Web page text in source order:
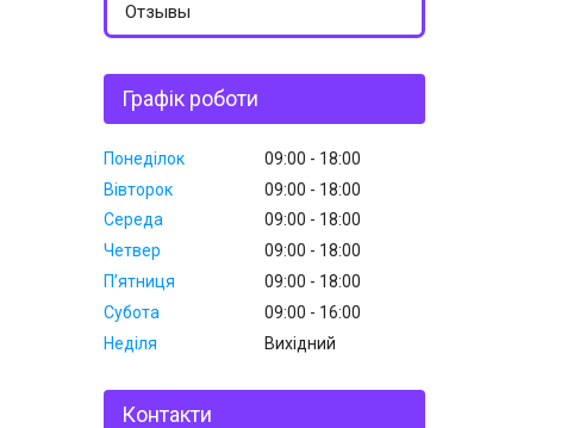
Отзывы
Графік роботи
Понеділок 09:00
18:00
Вівторок
09:00
18:00
Середа
09:00
18:00
Четвер
09:00
18:00
Пʼятниця
09:00
18:00
Субота
09:00
16:00
Неділя
Вихідний
Контакти